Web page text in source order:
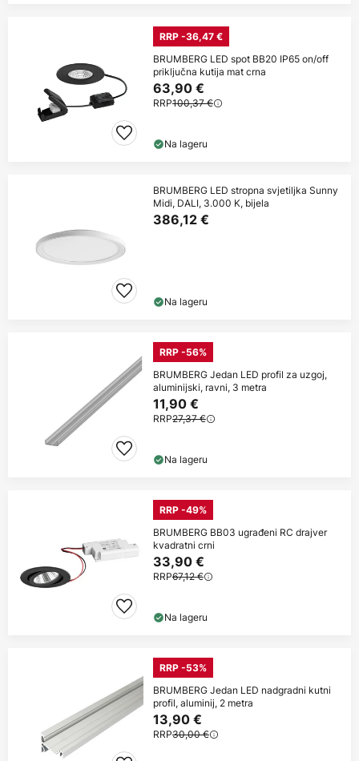
RRP -36,47 €
BRUMBERG LED spot BB20 IP65 on/off
priključna kutija mat crna
63,90 €
RRP100,37 €
Na lageru
BRUMBERG LED stropna svjetiljka Sunny
Midi, DALI, 3.000 K, bijela
386,12 €
Na lageru
RRP -56%
BRUMBERG Jedan LED profil za uzgoj,
aluminijski, ravni, 3 metra
11,90 €
RRP27,37 €
Na lageru
RRP -49%
BRUMBERG BB03 ugrađeni RC drajver
kvadratni crni
33,90 €
RRP67,12 €
Na lageru
RRP -53%
BRUMBERG Jedan LED nadgradni kutni
profil, aluminij, 2 metra
13,90 €
RRP30,00 €